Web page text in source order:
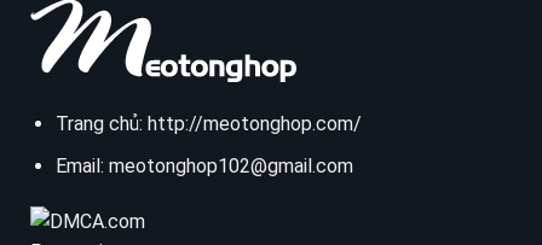
Trang chủ: http://meotonghop.com/
Email: meotonghop102@gmail.com